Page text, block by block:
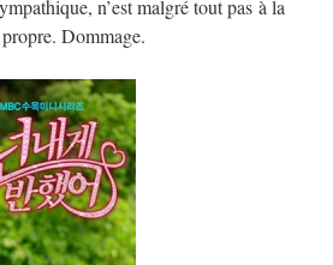
n’est malgré tout pas à la
Dommage.